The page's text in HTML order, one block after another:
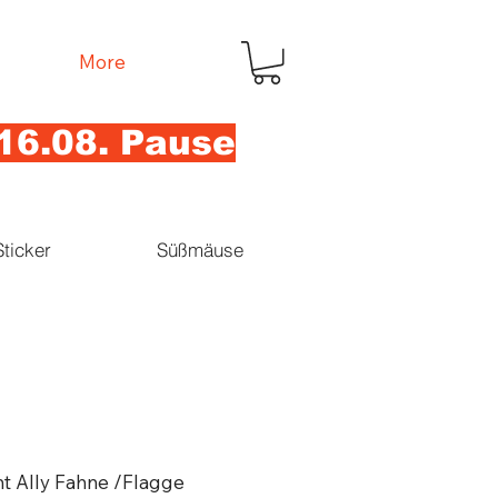
More
Pause
Süßmäuse
Ally Fahne /Flagge